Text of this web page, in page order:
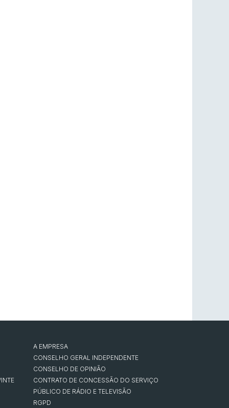
A EMPRESA
CONSELHO GERAL INDEPENDENTE
CONSELHO DE OPINIÃO
CONTRATO DE CONCESSÃO DO SERVIÇO
PÚBLICO DE RÁDIO E TELEVISÃO
RGPD